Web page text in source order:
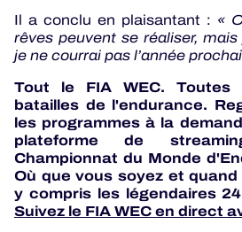
Il a conclu en plaisantant : «
rêves peuvent se réaliser,
je ne courrai pas l’année
Tout le FIA WEC. Toutes
batailles de l'endurance.
les programmes à la
plateforme de
Championnat du Monde
Où que vous soyez et
y compris les légendaires
Suivez le FIA WEC en direct